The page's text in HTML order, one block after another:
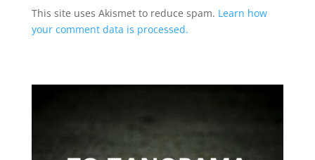
This site uses Akismet to reduce spam. Learn how
your comment data is processed.